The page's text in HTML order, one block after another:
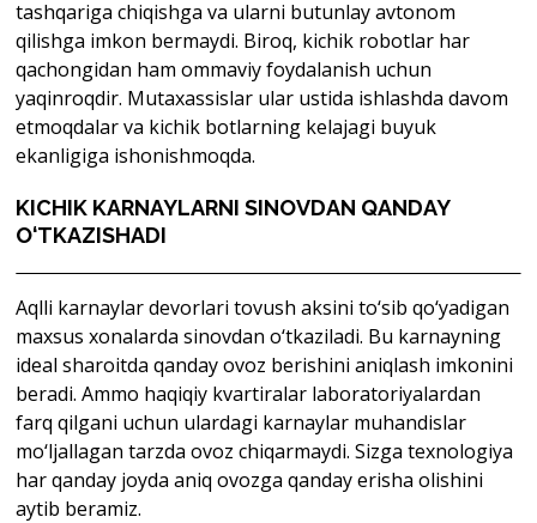
tashqariga chiqishga va ularni butunlay avtonom
qilishga imkon bermaydi. Biroq, kichik robotlar har
qachongidan ham ommaviy foydalanish uchun
yaqinroqdir. Mutaxassislar ular ustida ishlashda davom
etmoqdalar va kichik botlarning kelajagi buyuk
ekanligiga ishonishmoqda.
KICHIK KARNAYLARNI SINOVDAN QANDAY
O‘TKAZISHADI
Aqlli karnaylar devorlari tovush aksini to‘sib qo‘yadigan
maxsus xonalarda sinovdan o‘tkaziladi. Bu karnayning
ideal sharoitda qanday ovoz berishini aniqlash imkonini
beradi. Ammo haqiqiy kvartiralar laboratoriyalardan
farq qilgani uchun ulardagi karnaylar muhandislar
mo‘ljallagan tarzda ovoz chiqarmaydi. Sizga texnologiya
har qanday joyda aniq ovozga qanday erisha olishini
aytib beramiz.